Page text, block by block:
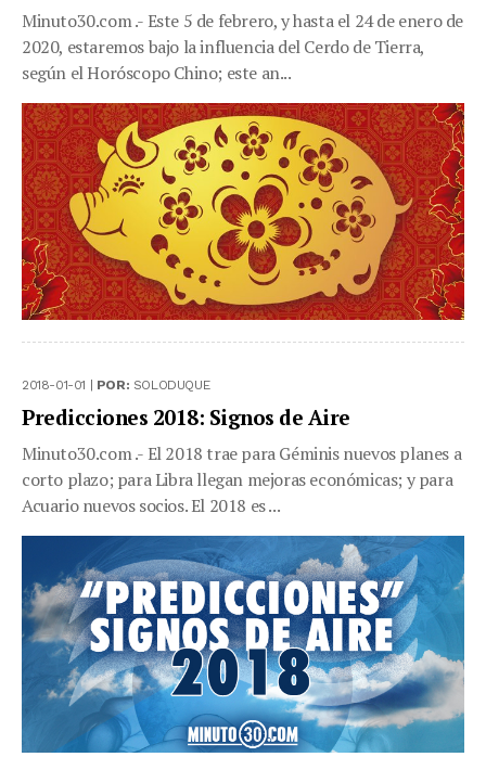
Minuto30.com .- Este 5 de febrero, y hasta el 24 de enero de
2020, estaremos bajo la influencia del Cerdo de Tierra,
según el Horóscopo Chino; este an...
2018-01-01 | POR: SOLODUQUE
Predicciones 2018: Signos de Aire
Minuto30.com .- El 2018 trae para Géminis nuevos planes a
corto plazo; para Libra llegan mejoras económicas; y para
Acuario nuevos socios. El 2018 es ...